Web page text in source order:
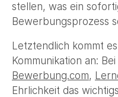
stellen, was ein
Bewerbungsprozess
Letztendlich kommt
Kommunikation an:
Bewerbung.com,
Ehrlichkeit das